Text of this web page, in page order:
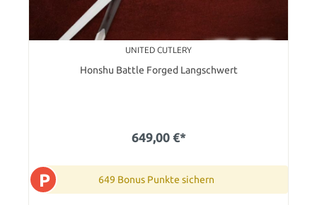
UNITED CUTLERY
Honshu Battle Forged Langschwert
649,00 €*
P 649 Bonus Punkte sichern